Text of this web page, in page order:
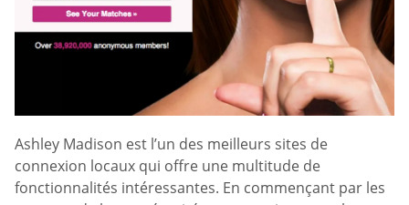
Ashley Madison est l’un des meilleurs sites de
connexion locaux qui offre une multitude de
fonctionnalités intéressantes. En commençant par les